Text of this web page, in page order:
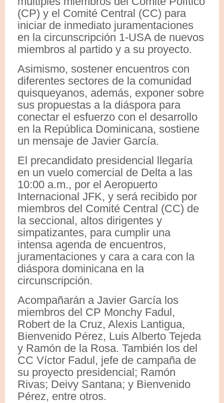
(CP) y el Comité Central (CC) para
iniciar de inmediato juramentaciones
en la circunscripción 1-USA de nuevos
miembros al partido y a su proyecto.
Asimismo, sostener encuentros con
diferentes sectores de la comunidad
quisqueyanos, además, exponer sobre
sus propuestas a la diáspora para
conectar el esfuerzo con el desarrollo
en la República Dominicana, sostiene
un mensaje de Javier García.
El precandidato presidencial llegaría
en un vuelo comercial de Delta a las
10:00 a.m., por el Aeropuerto
Internacional JFK, y será recibido por
miembros del Comité Central (CC) de
la seccional, altos dirigentes y
simpatizantes, para cumplir una
intensa agenda de encuentros,
juramentaciones y cara a cara con la
diáspora dominicana en la
circunscripción.
Acompañarán a Javier García los
miembros del CP Monchy Fadul,
Robert de la Cruz, Alexis Lantigua,
Bienvenido Pérez, Luis Alberto Tejeda
y Ramón de la Rosa. También los del
CC Víctor Fadul, jefe de campaña de
su proyecto presidencial; Ramón
Rivas; Deivy Santana; y Bienvenido
Pérez, entre otros.